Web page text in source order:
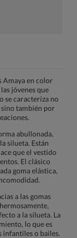
Amaya en color
jóvenes que
se caracteriza no
también por
abullonada,
silueta. Están
que el vestido
El clásico
goma elástica,
a las gomas
a la silueta. La
lo que es
o bailes.